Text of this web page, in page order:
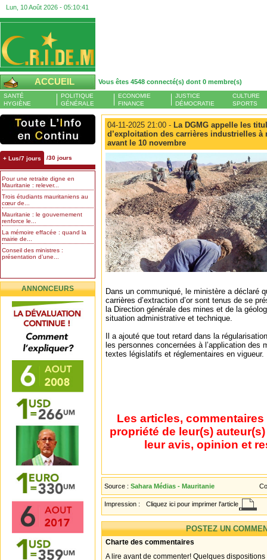
Lun, 10 Août 2026 - 05:10:42
ACCUEIL Vous êtes 4548 connecté(s) dont 0 membre(s)
SANTÉ
HYGIÈNE
POLITIQUE
GÉNÉRALE
ECONOMIE
FINANCE
JUSTICE
DÉMOCRATIE
CULTURE
SPORTS
+ Lus/7 jours /30 jours
Pour une retraite digne en
Mauritanie : relever...
Trois étudiants mauritaniens au
cœur de...
Mauritanie : le gouvernement
renforce le...
La mémoire effacée : quand la
mairie de...
Conseil des ministres :
présentation d’une...
ANNONCEURS
04-11-2025 21:00 - La DGMG appelle les
d’exploitation des carrières industrielles
avant le 10 novembre
Dans un communiqué, le ministère a déclaré
carrières d’extraction d’or sont tenus de se
la Direction générale des mines et de la
situation administrative et technique.
Il a ajouté que tout retard dans la
les personnes concernées à l’application des
textes législatifs et réglementaires en vigueur.
Les articles,
propriété de leur(s)
leur avis, opinion et
Source : Sahara Médias - Mauritanie
Impression : Cliquez ici pour imprimer l'article
POSTEZ UN
Charte des commentaires
A lire avant de commenter! Quelques